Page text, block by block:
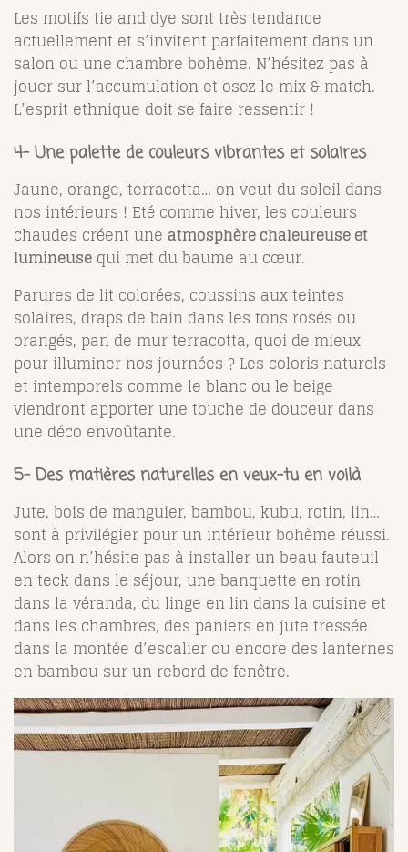
Les motifs tie and dye sont très tendance
actuellement et s’invitent parfaitement dans un
salon ou une chambre bohème. N’hésitez pas à
jouer sur l’accumulation et osez le mix & match.
L’esprit ethnique doit se faire ressentir !
4- Une palette de couleurs vibrantes et solaires
Jaune, orange, terracotta… on veut du soleil dans
nos intérieurs ! Eté comme hiver, les couleurs
chaudes créent une atmosphère chaleureuse et
lumineuse qui met du baume au cœur.
Parures de lit colorées, coussins aux teintes
solaires, draps de bain dans les tons rosés ou
orangés, pan de mur terracotta, quoi de mieux
pour illuminer nos journées ? Les coloris naturels
et intemporels comme le blanc ou le beige
viendront apporter une touche de douceur dans
une déco envoûtante.
5- Des matières naturelles en veux-tu en voilà
Jute, bois de manguier, bambou, kubu, rotin, lin…
sont à privilégier pour un intérieur bohème réussi.
Alors on n’hésite pas à installer un beau fauteuil
en teck dans le séjour, une banquette en rotin
dans la véranda, du linge en lin dans la cuisine et
dans les chambres, des paniers en jute tressée
dans la montée d’escalier ou encore des lanternes
en bambou sur un rebord de fenêtre.